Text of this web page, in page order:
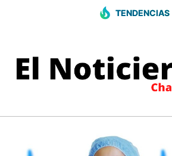
TENDENCIAS